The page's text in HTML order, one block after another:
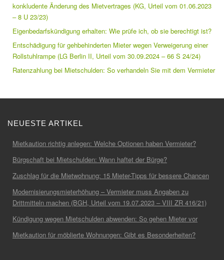
konkludente Änderung des Mietvertrages (KG, Urteil vom 01.06.2023
– 8 U 23/23)
Eigenbedarfskündigung erhalten: Wie prüfe ich, ob sie berechtigt ist?
Entschädigung für gehbehinderten Mieter wegen Verweigerung einer
Rollstuhlrampe (LG Berlin II, Urteil vom 30.09.2024 – 66 S 24/24)
Ratenzahlung bei Mietschulden: So verhandeln Sie mit dem Vermieter
NEUESTE ARTIKEL
Mietkaution richtig anlegen: Welche Optionen haben Vermieter?
Bürgschaft bei Mietschulden: Wann haftet der Bürge?
Zuschlag für die Mietwohnung: 15 Mieter-Tipps für bessere Chancen
Modernisierungsmieterhöhung – Vermieter muss Angaben zu
Drittmitteln machen (BGH, Urteil vom 19.07.2023 – VIII ZR 416/21)
Kündigung wegen Mietschulden abwenden: So gehen Mieter vor
Mietkaution für möblierte Wohnungen: Gibt es Besonderheiten?